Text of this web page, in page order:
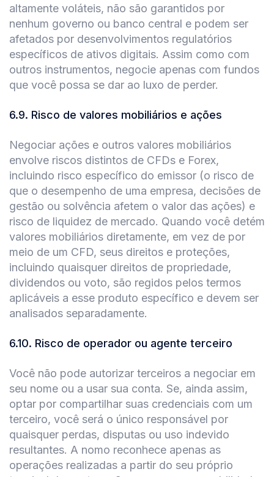
altamente voláteis, não são garantidos por
nenhum governo ou banco central e podem ser
afetados por desenvolvimentos regulatórios
específicos de ativos digitais. Assim como com
outros instrumentos, negocie apenas com fundos
que você possa se dar ao luxo de perder.
6.9. Risco de valores mobiliários e ações
Negociar ações e outros valores mobiliários
envolve riscos distintos de CFDs e Forex,
incluindo risco específico do emissor (o risco de
que o desempenho de uma empresa, decisões de
gestão ou solvência afetem o valor das ações) e
risco de liquidez de mercado. Quando você detém
valores mobiliários diretamente, em vez de por
meio de um CFD, seus direitos e proteções,
incluindo quaisquer direitos de propriedade,
dividendos ou voto, são regidos pelos termos
aplicáveis a esse produto específico e devem ser
analisados separadamente.
6.10. Risco de operador ou agente terceiro
Você não pode autorizar terceiros a negociar em
seu nome ou a usar sua conta. Se, ainda assim,
optar por compartilhar suas credenciais com um
terceiro, você será o único responsável por
quaisquer perdas, disputas ou uso indevido
resultantes. A nomo reconhece apenas as
operações realizadas a partir do seu próprio